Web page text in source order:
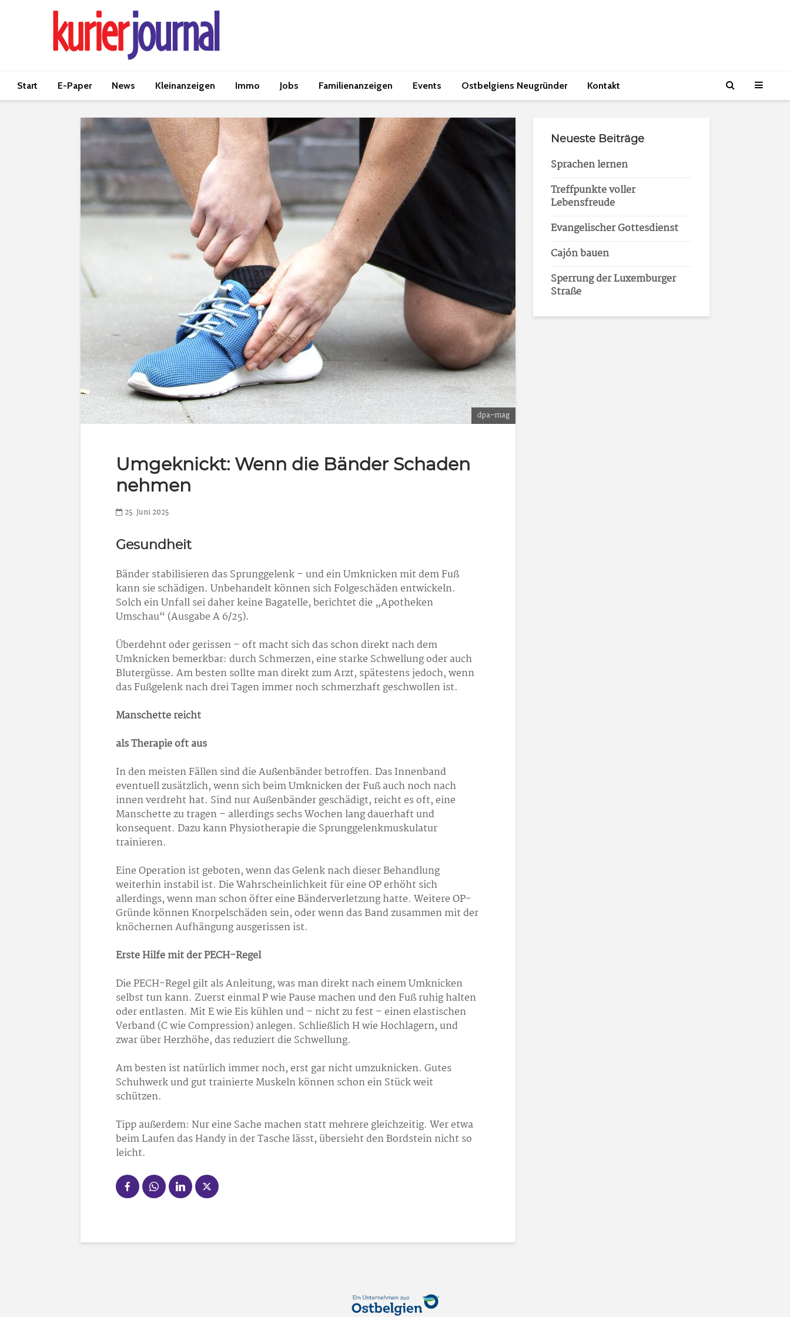
Start E-Paper News Kleinanzeigen Immo Jobs Familienanzeigen Events Ostbelgiens Neugründer Kontakt
dpa-mag
Umgeknickt: Wenn die Bänder Schaden
nehmen
25. Juni 2025
Gesundheit
Bänder stabilisieren das Sprunggelenk – und ein Umknicken mit dem Fuß
kann sie schädigen. Unbehandelt können sich Folgeschäden entwickeln.
Solch ein Unfall sei daher keine Bagatelle, berichtet die „Apotheken
Umschau“ (Ausgabe A 6/25).
Überdehnt oder gerissen – oft macht sich das schon direkt nach dem
Umknicken bemerkbar: durch Schmerzen, eine starke Schwellung oder auch
Blutergüsse. Am besten sollte man direkt zum Arzt, spätestens jedoch, wenn
das Fußgelenk nach drei Tagen immer noch schmerzhaft geschwollen ist.
Manschette reicht
als Therapie oft aus
In den meisten Fällen sind die Außenbänder betroffen. Das Innenband
eventuell zusätzlich, wenn sich beim Umknicken der Fuß auch noch nach
innen verdreht hat. Sind nur Außenbänder geschädigt, reicht es oft, eine
Manschette zu tragen – allerdings sechs Wochen lang dauerhaft und
konsequent. Dazu kann Physiotherapie die Sprunggelenkmuskulatur
trainieren.
Eine Operation ist geboten, wenn das Gelenk nach dieser Behandlung
weiterhin instabil ist. Die Wahrscheinlichkeit für eine OP erhöht sich
allerdings, wenn man schon öfter eine Bänderverletzung hatte. Weitere OP-
Gründe können Knorpelschäden sein, oder wenn das Band zusammen mit der
knöchernen Aufhängung ausgerissen ist.
Erste Hilfe mit der PECH-Regel
Die PECH-Regel gilt als Anleitung, was man direkt nach einem Umknicken
selbst tun kann. Zuerst einmal P wie Pause machen und den Fuß ruhig halten
oder entlasten. Mit E wie Eis kühlen und – nicht zu fest – einen elastischen
Verband (C wie Compression) anlegen. Schließlich H wie Hochlagern, und
zwar über Herzhöhe, das reduziert die Schwellung.
Am besten ist natürlich immer noch, erst gar nicht umzuknicken. Gutes
Schuhwerk und gut trainierte Muskeln können schon ein Stück weit
schützen.
Tipp außerdem: Nur eine Sache machen statt mehrere gleichzeitig. Wer etwa
beim Laufen das Handy in der Tasche lässt, übersieht den Bordstein nicht so
leicht.
Neueste Beiträge
Sprachen lernen
Treffpunkte voller
Lebensfreude
Evangelischer Gottesdienst
Cajón bauen
Sperrung der Luxemburger
Straße